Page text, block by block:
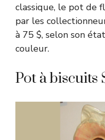
classique, le pot de
par les
à 75 $, selon son
couleur.
Pot à biscuits